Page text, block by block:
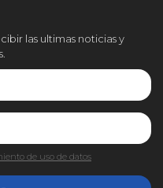
las ultimas noticias y
de uso de datos